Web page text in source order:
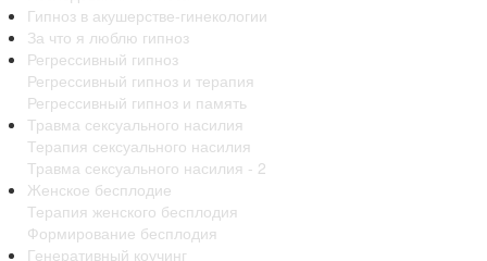
Гипноз в акушерстве-гинекологии
За что я люблю гипноз
Регрессивный гипноз
Регрессивный гипноз и терапия
Регрессивный гипноз и память
Травма сексуального насилия
Терапия сексуального насилия
Травма сексуального насилия - 2
Женское бесплодие
Терапия женского бесплодия
Формирование бесплодия
Генеративный коучинг